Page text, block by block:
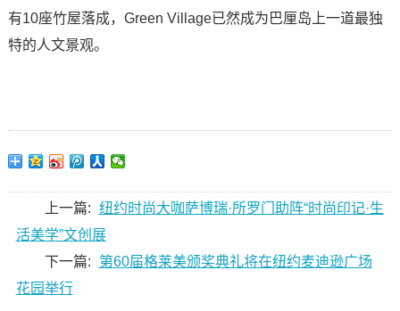
有10座竹屋落成，Green Village已然成为巴厘岛上一道最独
特的人文景观。
上一篇: 纽约时尚大咖萨博瑞·所罗门助阵“时尚印记·生
活美学”文创展
下一篇:
第60届格莱美颁奖典礼将在纽约麦迪逊广场
花园举行